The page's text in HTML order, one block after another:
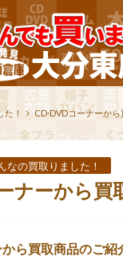
！ CD·DVDコーナーか
なの買取りました！
ナーから買
ら買取商品のご紹